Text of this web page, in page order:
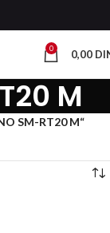
0 0,00
M
SM-RT20 M“